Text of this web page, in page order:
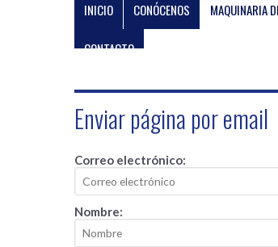
INICIO CONÓCENOS MAQUINARIA
CONTACTO
Enviar página por email
Correo electrónico:
Nombre: